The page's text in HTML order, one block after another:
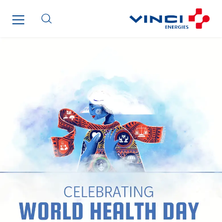
Imhoff
Jean Graniou
Kellal Maintenance
L’entreprise Electrique
Le Froid Provençal
Lee Sormea
Lefort Francheteau
Lesens EREA
Lesot